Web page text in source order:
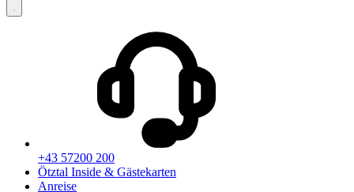
+43 57200 200
Ötztal Inside & Gästekarten
Anreise